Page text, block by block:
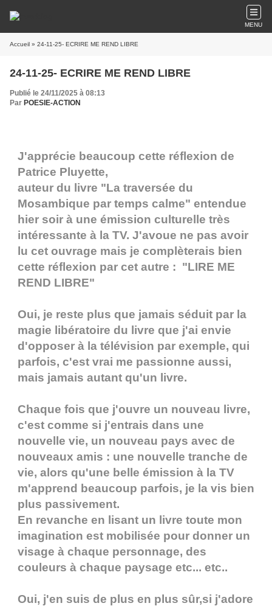
MENU
Accueil » 24-11-25- ECRIRE ME REND LIBRE
24-11-25- ECRIRE ME REND LIBRE
Publié le 24/11/2025 à 08:13
Par POESIE-ACTION
J'apprécie beaucoup cette réflexion de
Patrice Pluyette,
auteur du livre "La traversée du
Mosambique par temps calme" entendue
hier soir à une émission culturelle très
intéressante à la TV. J'avoue ne pas avoir
lu cet ouvrage mais je complèterais bien
cette réflexion par cet autre : "LIRE ME
REND LIBRE"
Oui, je reste plus que jamais séduit par la
magie libératoire du livre que j'ai envie
d'opposer à la télévision par exemple, qui
parfois, c'est vrai me passionne aussi,
mais jamais autant qu'un livre.
Chaque fois que j'ouvre un nouveau livre,
c'est comme si j'entrais dans une
nouvelle vie, un nouveau pays avec de
nouveaux amis : une nouvelle tranche de
vie, alors qu'une belle émission à la TV
m'apprend beaucoup parfois, je la vis bien
plus passivement.
En revanche en lisant un livre toute mon
imagination est mobilisée pour donner un
visage à chaque personnage, des
couleurs à chaque paysage etc... etc..
Oui, j'en suis de plus en plus sûr,si j'adore